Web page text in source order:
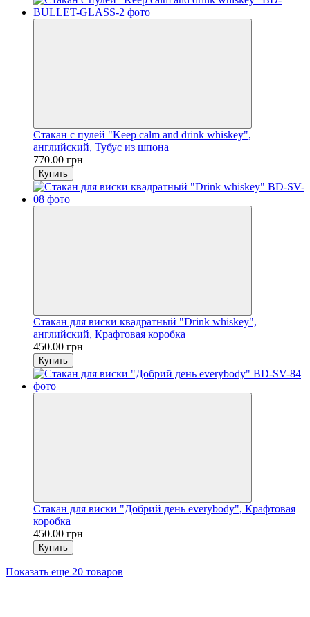
Стакан с пулей "Keep calm and drink whiskey",
английский, Тубус из шпона
770.00 грн
Купить
Стакан для виски квадратный "Drink whiskey",
английский, Крафтовая коробка
450.00 грн
Купить
Стакан для виски "Добрий день everybody", Крафтовая
коробка
450.00 грн
Купить
Показать еще 20 товаров